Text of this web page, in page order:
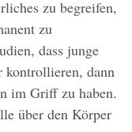
zu begreifen,
zu
dass junge
kontrollieren, dann
im Griff zu haben.
über den Körper